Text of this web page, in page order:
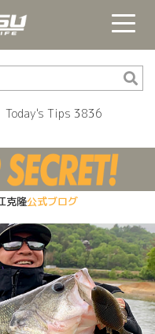
Today's Tips 3836
克隆公式ブログ